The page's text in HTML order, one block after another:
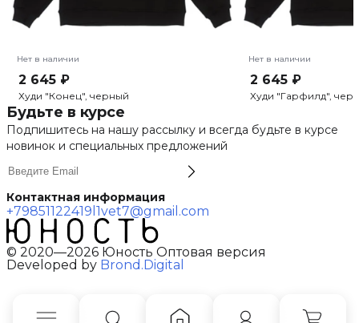
Нет в наличии
2 645 ₽
Худи "Конец", черный
Нет в наличии
2 645 ₽
Худи "Гарфилд",
Будьте в курсе
Подпишитесь на нашу рассылку и всегда будьте в курсе
новинок и специальных предложений
Контактная информация
+79851122419 l1vet7@gmail.com
© 2020—2026 Юность Оптовая версия
Developed by Brond.Digital